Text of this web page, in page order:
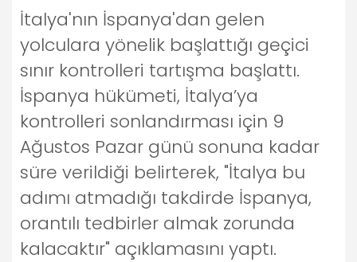
İtalya'nın İspanya'dan gelen
yolculara yönelik başlattığı geçici
sınır kontrolleri tartışma başlattı.
İspanya hükümeti, İtalya’ya
kontrolleri sonlandırması için 9
Ağustos Pazar günü sonuna kadar
süre verildiği belirterek, "İtalya bu
adımı atmadığı takdirde İspanya,
orantılı tedbirler almak zorunda
kalacaktır" açıklamasını yaptı.